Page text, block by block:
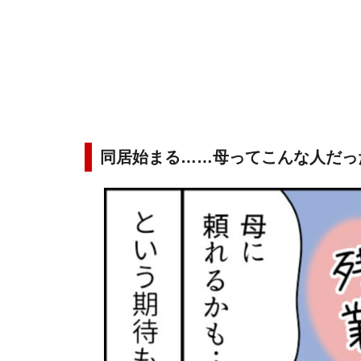
同居始まる……母ってこんな人だっ